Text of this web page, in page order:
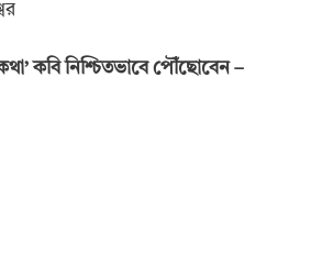
কবি নিশ্চিতভাবে পৌঁছোবেন –